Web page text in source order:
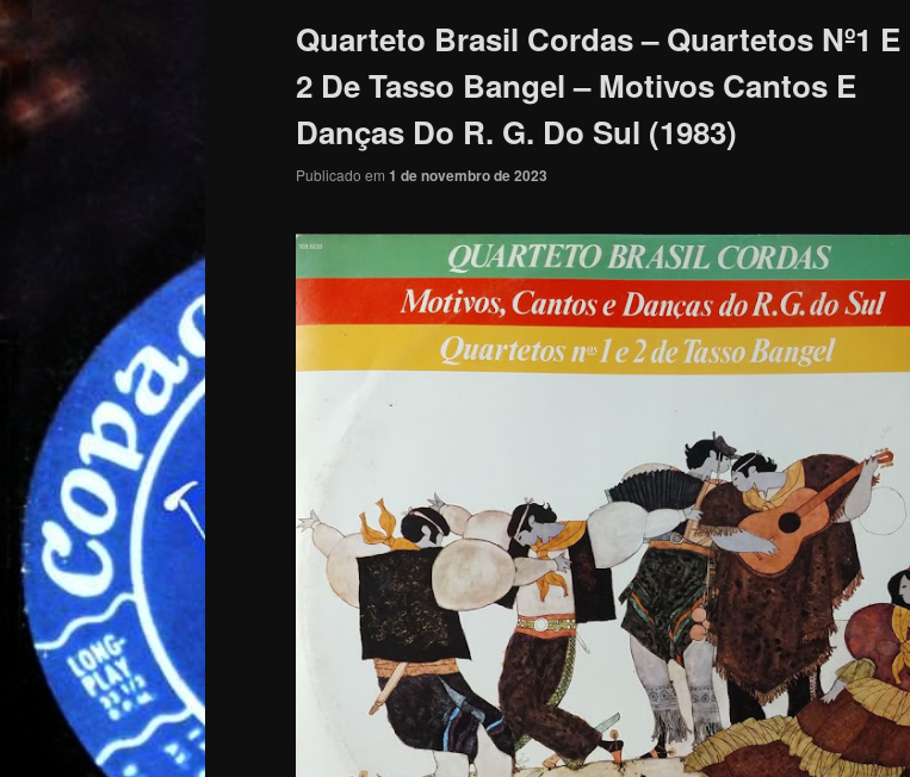
Quarteto Brasil Cordas – Quartetos Nº1 E
2 De Tasso Bangel – Motivos Cantos E
Danças Do R. G. Do Sul (1983)
Publicado em 1 de novembro de 2023